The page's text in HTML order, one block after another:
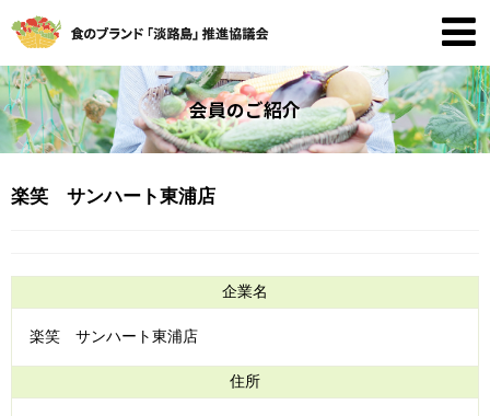
会員のご紹介
楽笑 サンハート東浦店
企業名
楽笑 サンハート東浦店
住所